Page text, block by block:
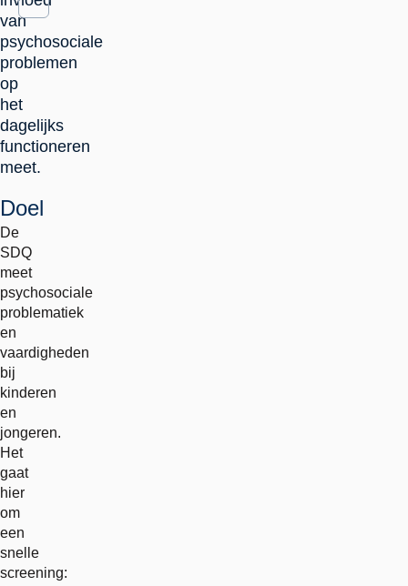
van
psychosociale
problemen
op
het
dagelijks
functioneren
meet.
Doel
De
SDQ
meet
psychosociale
problematiek
en
vaardigheden
bij
kinderen
en
jongeren.
Het
gaat
hier
om
een
snelle
screening: